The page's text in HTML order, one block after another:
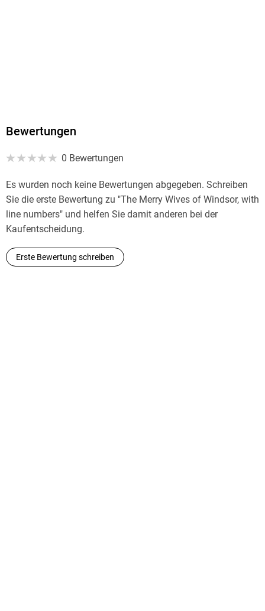
Bewertungen
0 Bewertungen
Es wurden noch keine Bewertungen abgegeben. Schreiben
Sie die erste Bewertung zu "The Merry Wives of Windsor, with
line numbers" und helfen Sie damit anderen bei der
Kaufentscheidung.
Erste Bewertung schreiben